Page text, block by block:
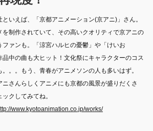
いえば、「京都アニメーション(京アニ)」さん。
を制作されていて、その高いクオリティで京アニの
ファンも。「涼宮ハルヒの憂鬱」や「けいお
品中の曲も大ヒット！文化祭にキャラクターのコス
。。もう、青春がアニメソンの人も多いはず。
さんらしくアニメにも京都の風景が盛りだくさ
クしてみてね。
www.kyotoanimation.co.jp/works/